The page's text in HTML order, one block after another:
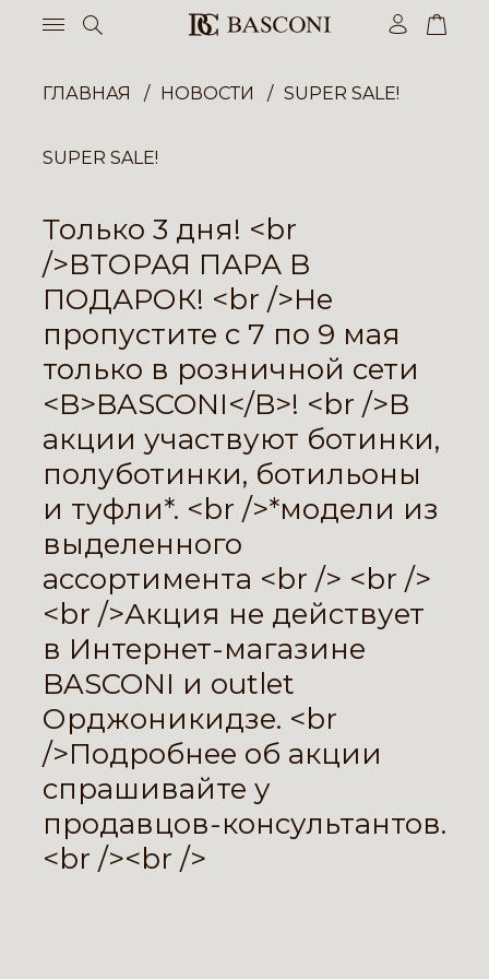
ГЛАВНАЯ НОВОСТИ SUPER SALE!
SUPER SALE!
Только 3 дня! <br
/>ВТОРАЯ ПАРА В
ПОДАРОК! <br />Не
пропустите с 7 по 9 мая
только в розничной сети
<B>BASCONI</B>! <br />В
акции участвуют ботинки,
полуботинки, ботильоны
и туфли*. <br />*модели из
выделенного
ассортимента <br /> <br />
<br />Акция не действует
в Интернет-магазине
BASCONI и outlet
Орджоникидзе. <br
/>Подробнее об акции
спрашивайте у
продавцов-консультантов.
<br /><br />